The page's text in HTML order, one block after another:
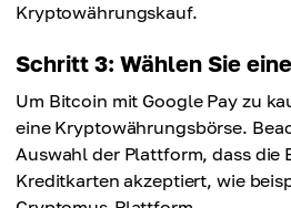
Kryptowährungskauf.
Schritt 3: Wählen Sie
Um Bitcoin mit Google Pay zu
eine Kryptowährungsbörse.
Auswahl der Plattform, dass die
Kreditkarten akzeptiert, wie